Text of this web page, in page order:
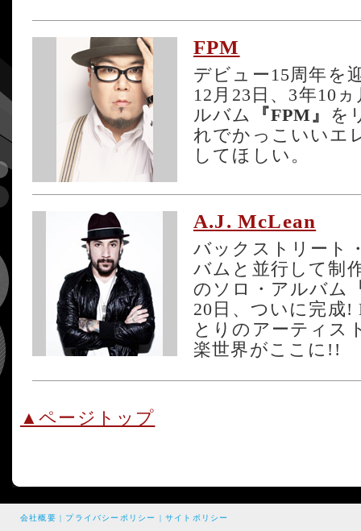
FPM
デビュー15周年を
12月23日、3年10
ルバム
『FPM』 を
れでかっこいいエ
してほしい。
A.J. McLean
バックストリート
バムと並行して制
のソロ・アルバム
20日、ついに完成
とりのアーティス
楽世界がここに!!
▲ページトップ
会社概要 | プライバシーポリシー |サイトポリシー